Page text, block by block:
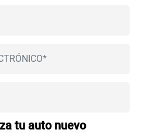
tu auto nuevo